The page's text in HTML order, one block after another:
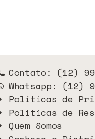
Contato: (12)
Whatsapp: (12)
Políticas de
Políticas de
Quem Somos